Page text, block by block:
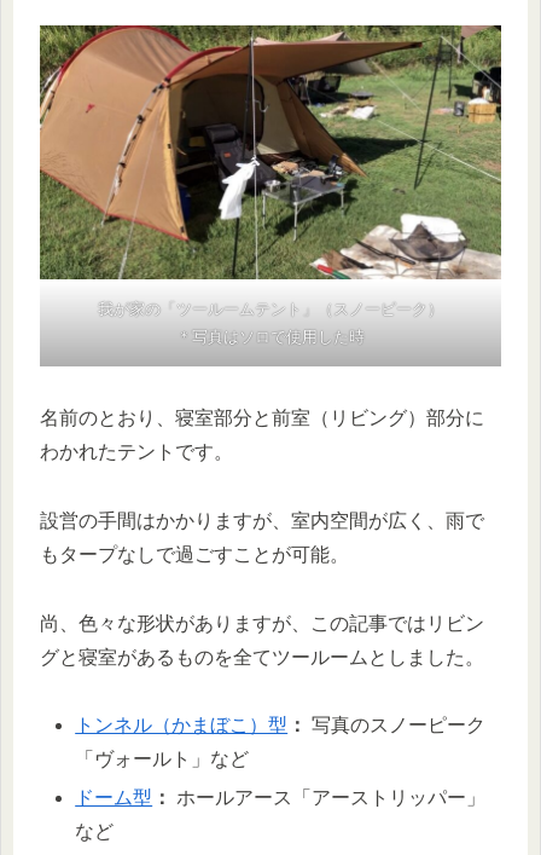
我が家の「ツールームテント」（スノーピーク）
＊写真はソロで使用した時
名前のとおり、寝室部分と前室（リビング）部分に
わかれたテントです。
設営の手間はかかりますが、室内空間が広く、雨で
もタープなしで過ごすことが可能。
尚、色々な形状がありますが、この記事ではリビン
グと寝室があるものを全てツールームとしました。
トンネル（かまぼこ）型 ： 写真のスノーピーク
「ヴォールト」など
ドーム型 ：
ホールアース「アーストリッパー」
など